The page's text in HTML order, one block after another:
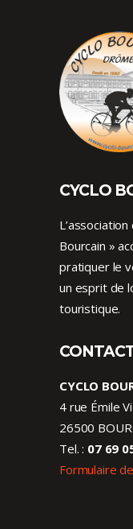
CYCLO
Bourcain »
pratiquer le
un esprit de
touristique.
CYCLO
4 rue Émile
26500
Tel. : 07 69
Formulaire